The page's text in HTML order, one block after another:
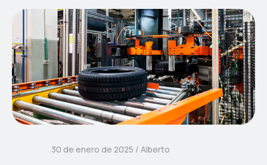
30 de enero de 2025 Alberto